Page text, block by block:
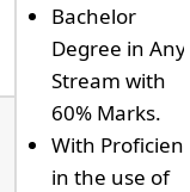
Bachelor
Degree in Any
Stream with
60% Marks.
With
in the use of